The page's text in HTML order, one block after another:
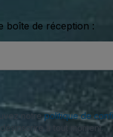
boîte de réception :
notrepolitique de
à tout moment.